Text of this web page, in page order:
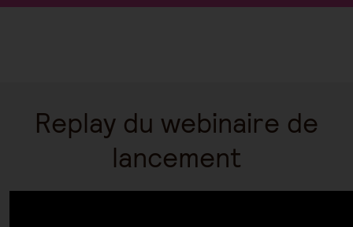
Replay du webinaire de
lancement